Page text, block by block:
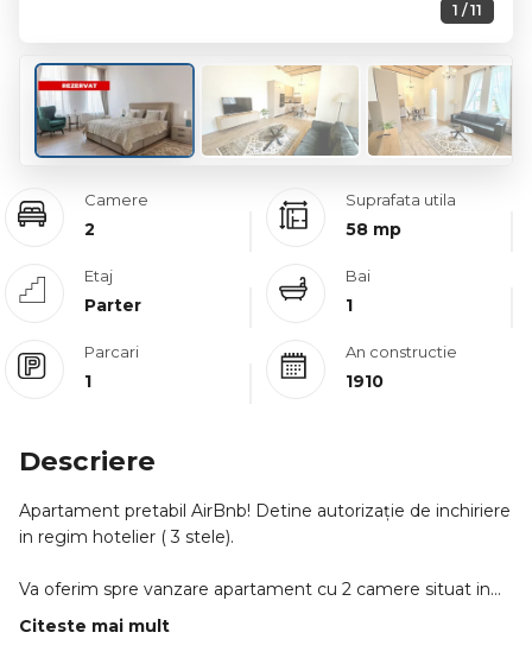
1 / 11
Camere
2
Suprafata utila
58 mp
Etaj
Parter
Bai
1
Parcari
1
An constructie
1910
Descriere
Apartament pretabil AirBnb! Detine autorizație de inchiriere
in regim hotelier ( 3 stele).
Va oferim spre vanzare apartament cu 2 camere situat in
Piata Muzeului, la cca. 3 minute de Piata Unirii, la parterul
Citeste mai mult